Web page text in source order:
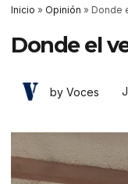
Inicio » Opinión » Donde
Donde el
by Voces